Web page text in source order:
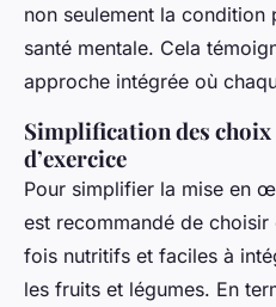
non seulement la condition
santé mentale. Cela
approche intégrée où
Simplification des
d’exercice
Pour simplifier la mise en
est recommandé de
fois nutritifs et faciles à
les fruits et légumes. En